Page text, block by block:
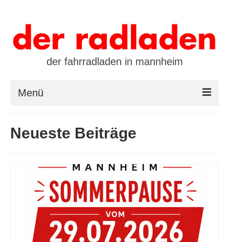
der fahrradladen in mannheim
Menü
öffnungszeiten / kontakt
leasing / finanzierung
preistool
kalender
Neueste Beiträge